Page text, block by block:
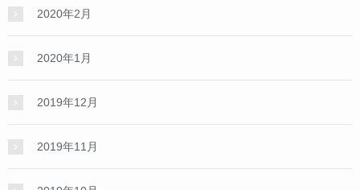
2020年2月
2020年1月
2019年12月
2019年11月